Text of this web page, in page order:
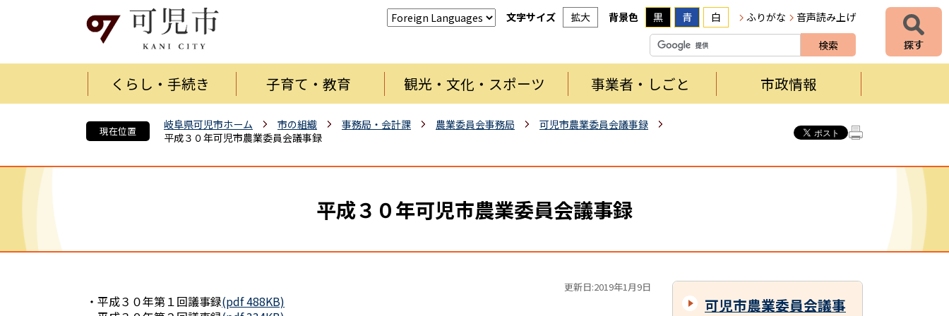
文字サイズ 拡大 背景色 黒 青 白 ふりがな 音声読み上げ
くらし・手続き 子育て・教育 観光・文化・スポーツ 事業者・しごと 市政情報
現在位置 岐阜県可児市ホーム 市の組織 事務局・会計課 農業委員会事務局
可児市農業委員会議事録
平成３０年可児市農業委員会議事録
平成３０年可児市農業委員会議事録
更新日:2019年1月9日
・平成３０年第１回議事録(pdf 488KB)
可児市農業委員会議事